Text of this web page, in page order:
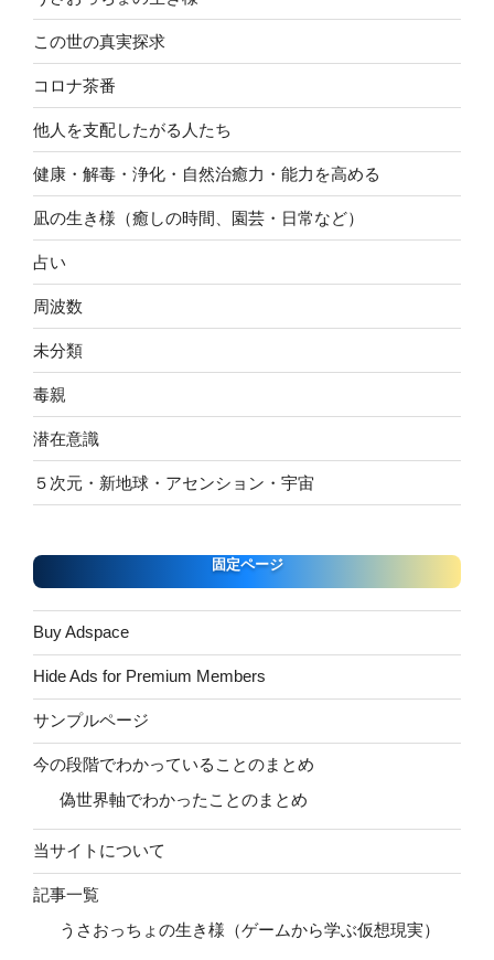
この世の真実探求
コロナ茶番
他人を支配したがる人たち
健康・解毒・浄化・自然治癒力・能力を高める
凪の生き様（癒しの時間、園芸・日常など）
占い
周波数
未分類
毒親
潜在意識
５次元・新地球・アセンション・宇宙
固定ページ
Buy Adspace
Hide Ads for Premium Members
サンプルページ
今の段階でわかっていることのまとめ
偽世界軸でわかったことのまとめ
当サイトについて
記事一覧
うさおっちょの生き様（ゲームから学ぶ仮想現実）